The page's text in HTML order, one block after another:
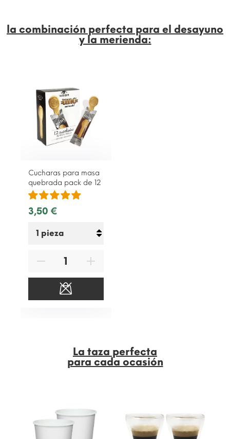
la combinación perfecta para el desayuno
y la merienda:
Cucharas para masa
quebrada pack de 12
3,50 €
La taza perfecta
para cada ocasión